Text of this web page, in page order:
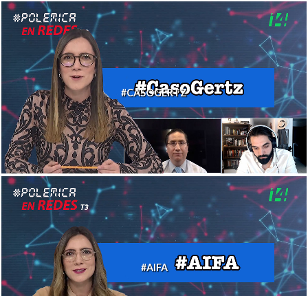
#CASOGERTZ
#AIFA